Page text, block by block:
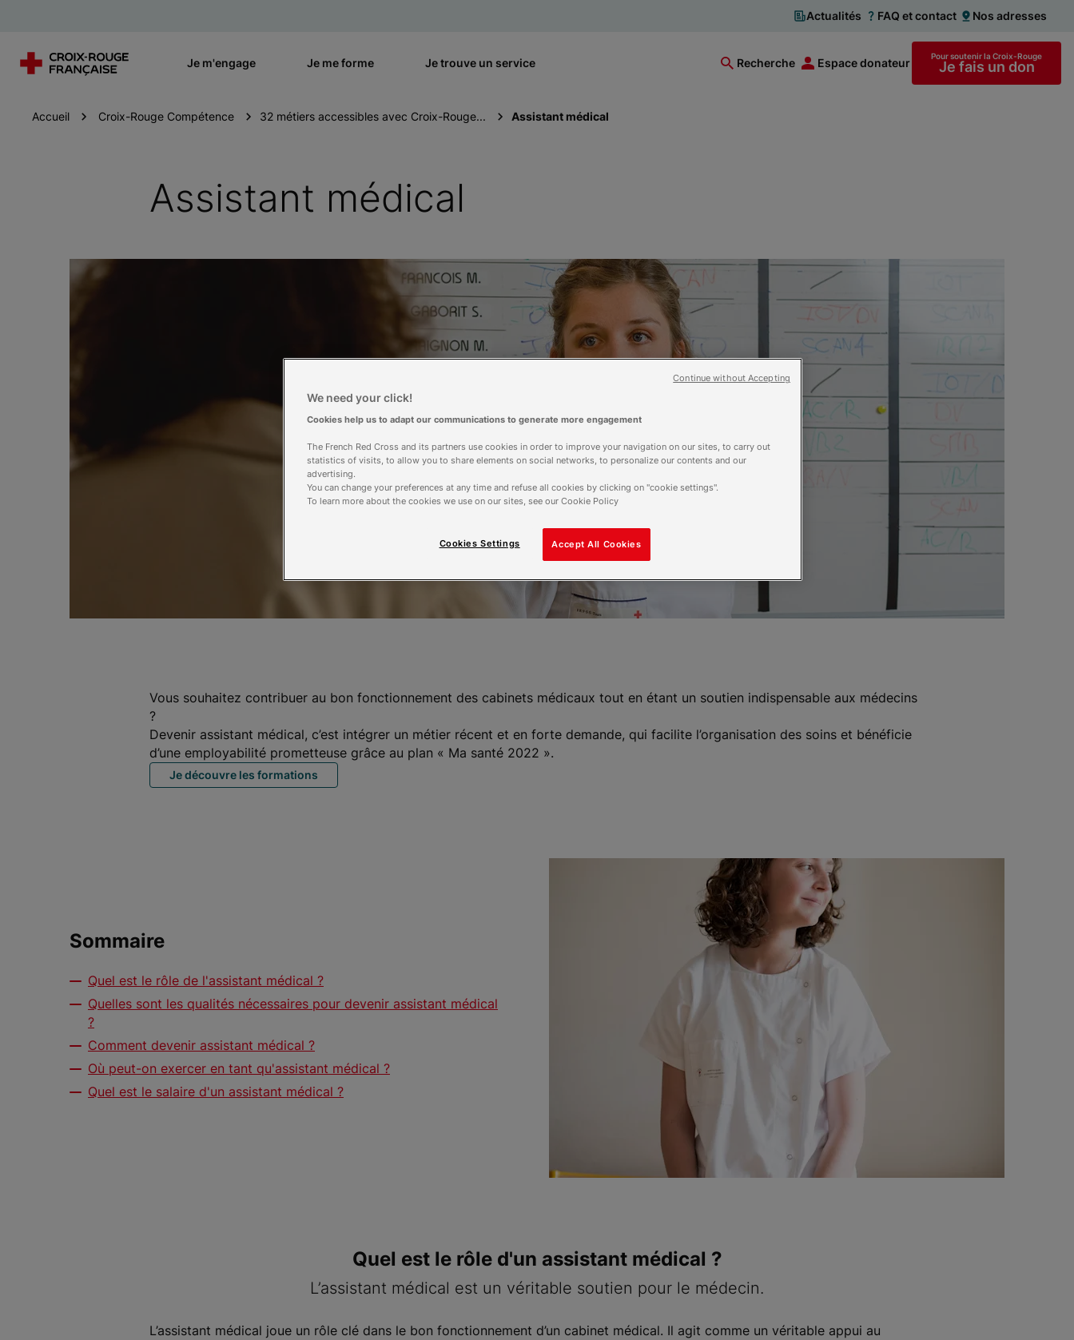
Actualités FAQ et contact Nos adresses
Je m'engage Je me forme Je trouve un service Recherche Espace donateur Pour soutenir la Croix-Rouge
Je fais un don
Accueil Croix-Rouge Compétence 32 métiers accessibles avec Croix-Rouge... Assistant médical
Assistant médical
Vous souhaitez contribuer au bon fonctionnement des cabinets médicaux tout en étant un soutien indispensable aux médecins
?
Devenir assistant médical, c’est intégrer un métier récent et en forte demande, qui facilite l’organisation des soins et bénéficie
d’une employabilité prometteuse grâce au plan « Ma santé 2022 ».
Je découvre les formations
Sommaire
Quel est le rôle de l'assistant médical ?
Quelles sont les qualités nécessaires pour devenir assistant médical
?
Comment devenir assistant médical ?
Où peut-on exercer en tant qu'assistant médical ?
Quel est le salaire d'un assistant médical ?
Quel est le rôle d'un assistant médical ?
L’assistant médical est un véritable soutien pour le médecin.
L’assistant médical joue un rôle clé dans le bon fonctionnement d’un cabinet médical. Il agit comme un véritable appui au
We need your click!
Cookies help us to adapt our communications to generate more engagement
The French Red Cross and its partners use cookies in order to improve your navigation on our sites, to carry out
statistics of visits, to allow you to share elements on social networks, to personalize our contents and our
advertising.
You can change your preferences at any time and refuse all cookies by clicking on "cookie settings".
To learn more about the cookies we use on our sites, see our Cookie Policy
Accept All Cookies
Cookies Settings
Continue without Accepting